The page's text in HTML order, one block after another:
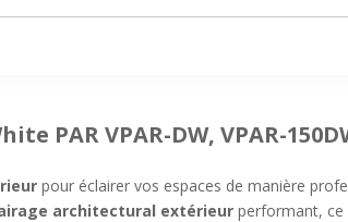
PAR VPAR-DW, VPAR-
pour éclairer vos espaces de manière
architectural extérieur performant, ce